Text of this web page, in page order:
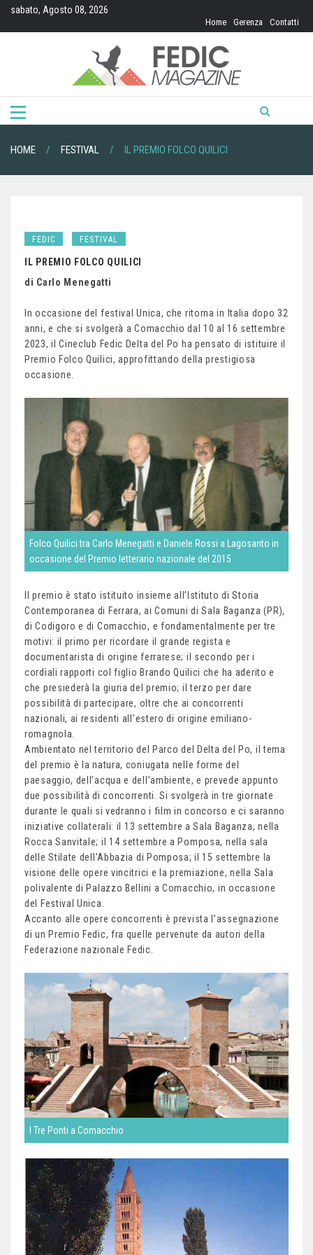
sabato, Agosto 08, 2026
Home Gerenza Contatti
HOME FESTIVAL IL PREMIO FOLCO QUILICI
FEDIC FESTIVAL
IL PREMIO FOLCO QUILICI
di Carlo Menegatti
In occasione del festival Unica, che ritorna in Italia dopo 32
anni, e che si svolgerà a Comacchio dal 10 al 16 settembre
2023, il Cineclub Fedic Delta del Po ha pensato di istituire il
Premio Folco Quilici, approfittando della prestigiosa
occasione.
Folco Quilici tra Carlo Menegatti e Daniele Rossi a Lagosanto in
occasione del Premio letterario nazionale del 2015
Il premio è stato istituito insieme all’Istituto di Storia
Contemporanea di Ferrara, ai Comuni di Sala Baganza (PR),
di Codigoro e di Comacchio, e fondamentalmente per tre
motivi: il primo per ricordare il grande regista e
documentarista di origine ferrarese; il secondo per i
cordiali rapporti col figlio Brando Quilici che ha aderito e
che presiederà la giuria del premio; il terzo per dare
possibilità di partecipare, oltre che ai concorrenti
nazionali, ai residenti all’estero di origine emiliano-
romagnola.
Ambientato nel territorio del Parco del Delta del Po, il tema
del premio è la natura, coniugata nelle forme del
paesaggio, dell’acqua e dell’ambiente, e prevede appunto
due possibilità di concorrenti. Si svolgerà in tre giornate
durante le quali si vedranno i film in concorso e ci saranno
iniziative collaterali: il 13 settembre a Sala Baganza, nella
Rocca Sanvitale; il 14 settembre a Pomposa, nella sala
delle Stilate dell’Abbazia di Pomposa; il 15 settembre la
visione delle opere vincitrici e la premiazione, nella Sala
polivalente di Palazzo Bellini a Comacchio, in occasione
del Festival Unica.
Accanto alle opere concorrenti è prevista l’assegnazione
di un Premio Fedic, fra quelle pervenute da autori della
Federazione nazionale Fedic.
I Tre Ponti a Comacchio